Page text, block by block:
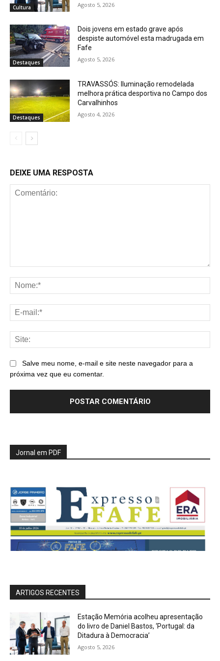
Cultura Agosto 5, 2026
Destaques
Dois jovens em estado grave após
despiste automóvel esta madrugada em
Fafe
Agosto 5, 2026
Destaques
TRAVASSÓS: Iluminação remodelada
melhora prática desportiva no Campo dos
Carvalhinhos
Agosto 4, 2026
DEIXE UMA RESPOSTA
Salve meu nome, e-mail e site neste navegador para a
próxima vez que eu comentar.
Jornal em PDF
ARTIGOS RECENTES
Estação Memória acolheu apresentação
do livro de Daniel Bastos, ‘Portugal: da
Ditadura à Democracia’
Agosto 5, 2026